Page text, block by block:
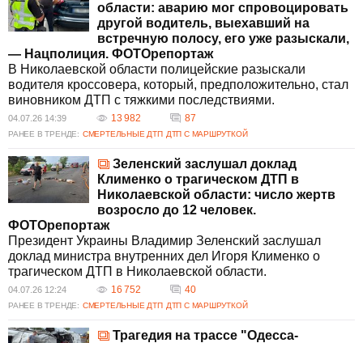
области: аварию мог спровоцировать
другой водитель, выехавший на
встречную полосу, его уже разыскали,
— Нацполиция. ФОТОрепортаж
В Николаевской области полицейские разыскали
водителя кроссовера, который, предположительно, стал
виновником ДТП с тяжкими последствиями.
04.07.26 14:39 13 982 87
РАНЕЕ В ТРЕНДЕ: СМЕРТЕЛЬНЫЕ ДТП ДТП С МАРШРУТКОЙ
Зеленский заслушал доклад
Клименко о трагическом ДТП в
Николаевской области: число жертв
возросло до 12 человек.
ФОТОрепортаж
Президент Украины Владимир Зеленский заслушал
доклад министра внутренних дел Игоря Клименко о
трагическом ДТП в Николаевской области.
04.07.26 12:24 16 752 40
РАНЕЕ В ТРЕНДЕ: СМЕРТЕЛЬНЫЕ ДТП ДТП С МАРШРУТКОЙ
Трагедия на трассе "Одесса-